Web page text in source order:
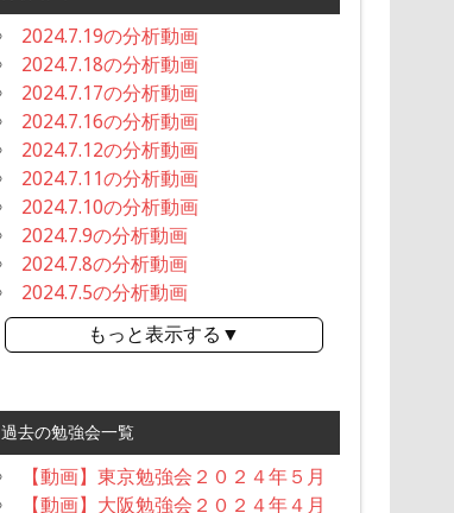
2024.7.19の分析動画
2024.7.18の分析動画
2024.7.17の分析動画
2024.7.16の分析動画
2024.7.12の分析動画
2024.7.11の分析動画
2024.7.10の分析動画
2024.7.9の分析動画
2024.7.8の分析動画
2024.7.5の分析動画
もっと表示する▼
過去の勉強会一覧
【動画】東京勉強会２０２４年５月
【動画】大阪勉強会２０２４年４月